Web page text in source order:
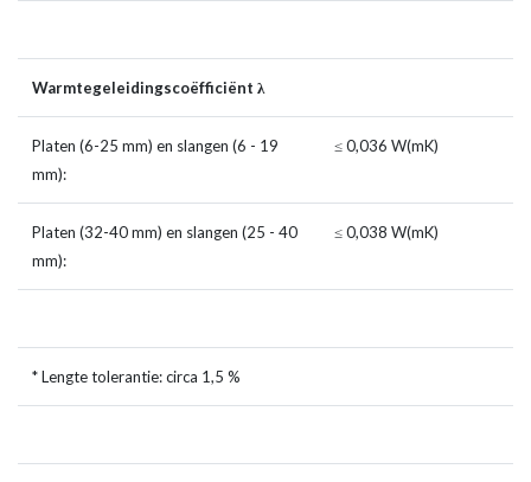
Warmtegeleidingscoëfficiënt λ
Platen (6-25 mm) en slangen (6 - 19
mm):
≤ 0,036 W(mK)
Platen (32-40 mm) en slangen (25 - 40
mm):
≤ 0,038 W(mK)
* Lengte tolerantie: circa 1,5 %